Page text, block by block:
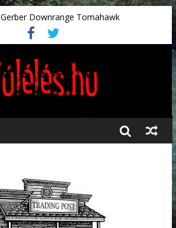
Gerber Downrange Tomahawk
Vészhelyzeti élelmiszerek
Svéd vészhelyzeti tájékoztató.
Vészhelyzetkezelés
Préselt törlőkendők